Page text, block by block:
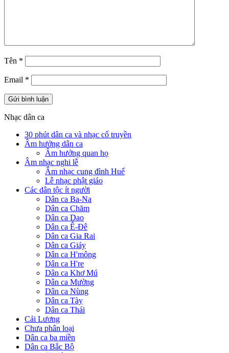
Tên *
Email *
Nhạc dân ca
30 phút dân ca và nhạc cổ truyền
Âm hưởng dân ca
Âm hưởng quan họ
Âm nhạc nghi lễ
Âm nhạc cung đình Huế
Lễ nhạc phật giáo
Các dân tộc ít người
Dân ca Ba-Na
Dân ca Chăm
Dân ca Dao
Dân ca Ê-Đê
Dân ca Gia Rai
Dân ca Giáy
Dân ca H'mông
Dân ca H're
Dân ca Khơ Mú
Dân ca Mường
Dân ca Nùng
Dân ca Tày
Dân ca Thái
Cải Lương
Chưa phân loại
Dân ca ba miền
Dân ca Bắc Bộ